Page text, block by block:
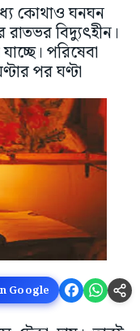
কোথাও ঘনঘন
বিদ্যুৎহীন।
পরিষেবা
পর ঘণ্টা
Google